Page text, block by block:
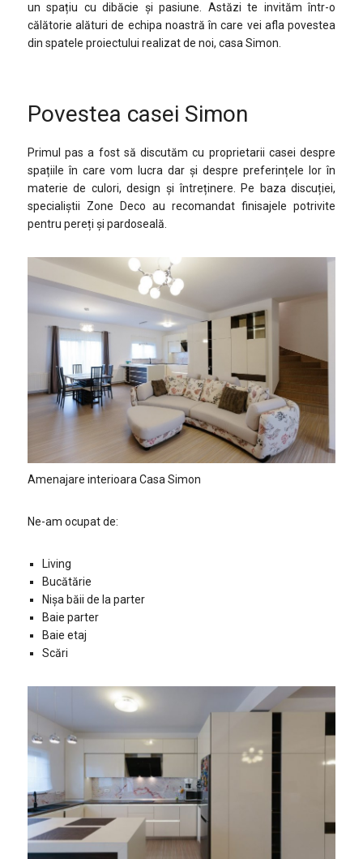
un spațiu cu dibăcie și pasiune. Astăzi te invităm într-o
călătorie alături de echipa noastră în care vei afla povestea
din spatele proiectului realizat de noi, casa Simon.
Povestea casei Simon
Primul pas a fost să discutăm cu proprietarii casei despre
spațiile în care vom lucra dar și despre preferințele lor în
materie de culori, design și întreținere. Pe baza discuției,
specialiștii Zone Deco au recomandat finisajele potrivite
pentru pereți și pardoseală.
Amenajare interioara Casa Simon
Ne-am ocupat de:
Living
Bucătărie
Nișa băii de la parter
Baie parter
Baie etaj
Scări